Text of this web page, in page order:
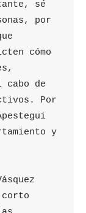
sé
por
cómo
de
Por
y